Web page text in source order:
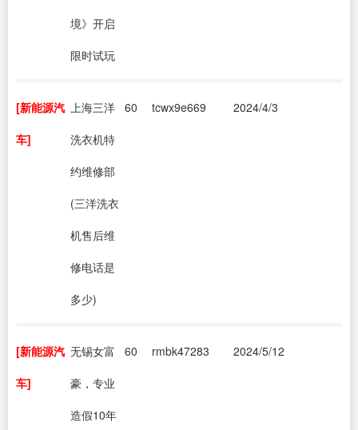
境》开启
限时试玩
[新能源汽
车]
上海三洋
洗衣机特
约维修部
(三洋洗衣
机售后维
修电话是
多少)
60 tcwx9e669 2024/4/3
[新能源汽
车]
无锡女富
豪，专业
造假10年
60 rmbk47283 2024/5/12